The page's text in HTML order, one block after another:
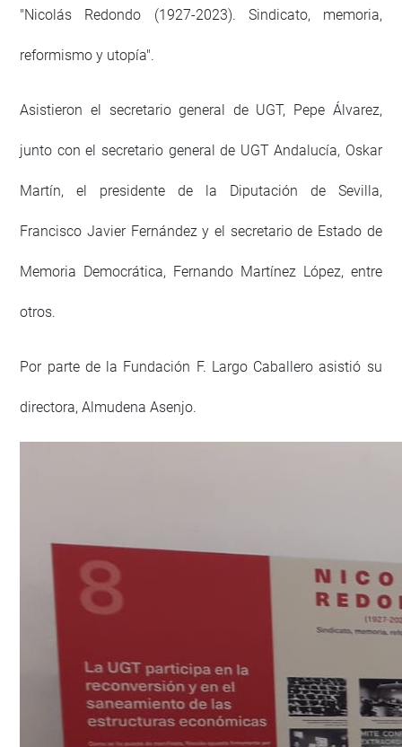
"Nicolás Redondo (1927-2023). Sindicato, memoria,
reformismo y utopía".
Asistieron el secretario general de UGT, Pepe Álvarez,
junto con el secretario general de UGT Andalucía, Oskar
Martín, el presidente de la Diputación de Sevilla,
Francisco Javier Fernández y el secretario de Estado de
Memoria Democrática, Fernando Martínez López, entre
otros.
Por parte de la Fundación F. Largo Caballero asistió su
directora, Almudena Asenjo.